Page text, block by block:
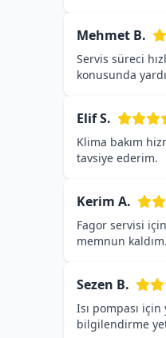
Mehmet B.
Servis süreci
konusunda
Elif S.
Klima bakım
tavsiye ederim.
Kerim A.
Fagor servisi
memnun kaldım.
Sezen B.
Isı pompası için
bilgilendirme